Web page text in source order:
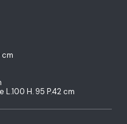
cm
H. 95 P.42 cm